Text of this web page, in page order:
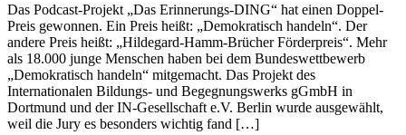
Das Podcast-Projekt „Das Erinnerungs-DING“ hat einen Doppel-
Preis gewonnen. Ein Preis heißt: „Demokratisch handeln“. Der
andere Preis heißt: „Hildegard-Hamm-Brücher Förderpreis“. Mehr
als 18.000 junge Menschen haben bei dem Bundeswettbewerb
„Demokratisch handeln“ mitgemacht. Das Projekt des
Internationalen Bildungs- und Begegnungswerks gGmbH in
Dortmund und der IN-Gesellschaft e.V. Berlin wurde ausgewählt,
weil die Jury es besonders wichtig fand […]